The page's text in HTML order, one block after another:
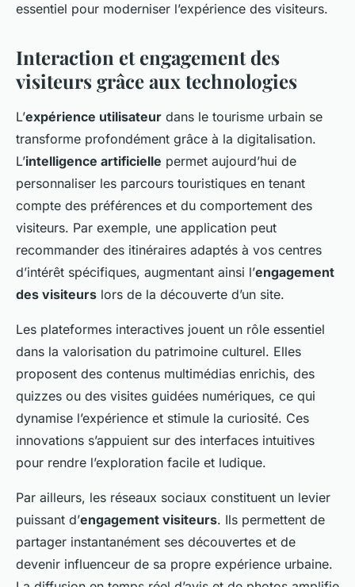
essentiel pour moderniser l’expérience des visiteurs.
Interaction et engagement des
visiteurs grâce aux technologies
L’expérience utilisateur dans le tourisme urbain se
transforme profondément grâce à la digitalisation.
L’intelligence artificielle permet aujourd’hui de
personnaliser les parcours touristiques en tenant
compte des préférences et du comportement des
visiteurs. Par exemple, une application peut
recommander des itinéraires adaptés à vos centres
d’intérêt spécifiques, augmentant ainsi l’engagement
des visiteurs lors de la découverte d’un site.
Les plateformes interactives jouent un rôle essentiel
dans la valorisation du patrimoine culturel. Elles
proposent des contenus multimédias enrichis, des
quizzes ou des visites guidées numériques, ce qui
dynamise l’expérience et stimule la curiosité. Ces
innovations s’appuient sur des interfaces intuitives
pour rendre l’exploration facile et ludique.
Par ailleurs, les réseaux sociaux constituent un levier
puissant d’engagement visiteurs. Ils permettent de
partager instantanément ses découvertes et de
devenir influenceur de sa propre expérience urbaine.